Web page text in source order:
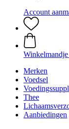
Account
Winkelmandje
Merken
Voedsel
Thee
Aanbiedingen